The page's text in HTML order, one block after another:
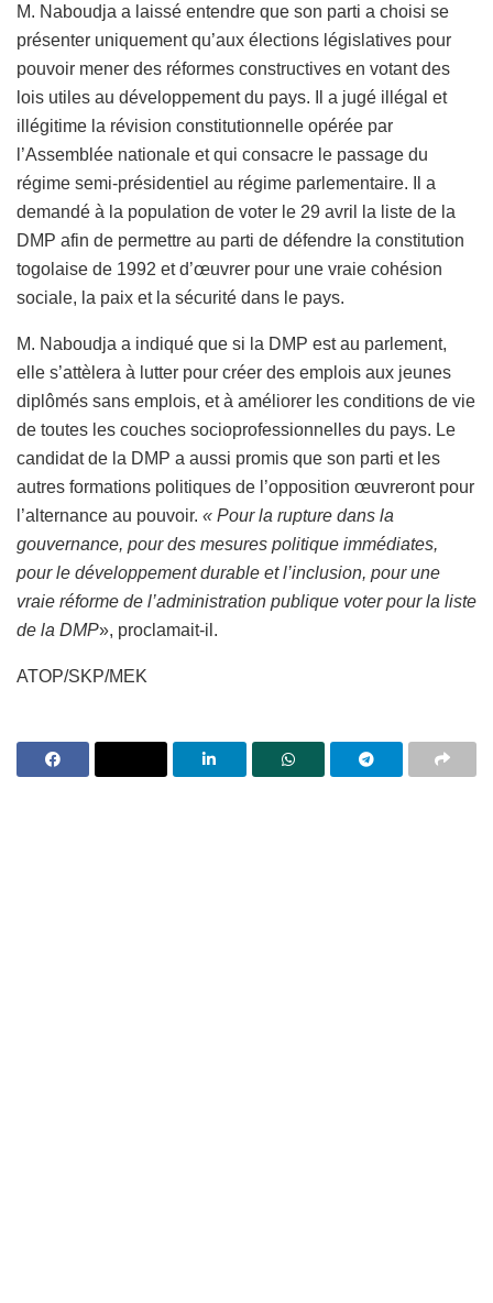
M. Naboudja a laissé entendre que son parti a choisi se
présenter uniquement qu’aux élections législatives pour
pouvoir mener des réformes constructives en votant des
lois utiles au développement du pays. Il a jugé illégal et
illégitime la révision constitutionnelle opérée par
l’Assemblée nationale et qui consacre le passage du
régime semi-présidentiel au régime parlementaire. Il a
demandé à la population de voter le 29 avril la liste de la
DMP afin de permettre au parti de défendre la constitution
togolaise de 1992 et d’œuvrer pour une vraie cohésion
sociale, la paix et la sécurité dans le pays.
M. Naboudja a indiqué que si la DMP est au parlement,
elle s’attèlera à lutter pour créer des emplois aux jeunes
diplômés sans emplois, et à améliorer les conditions de vie
de toutes les couches socioprofessionnelles du pays. Le
candidat de la DMP a aussi promis que son parti et les
autres formations politiques de l’opposition œuvreront pour
l’alternance au pouvoir. « Pour la rupture dans la
gouvernance, pour des mesures politique immédiates,
pour le développement durable et l’inclusion, pour une
vraie réforme de l’administration publique voter pour la liste
de la DMP», proclamait-il.
ATOP/SKP/MEK